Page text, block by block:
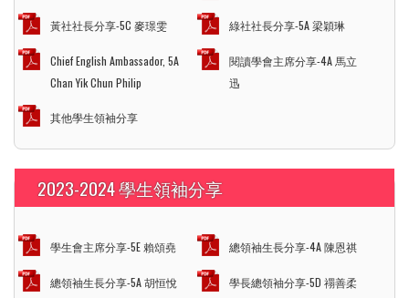
黃社社長分享-5C 麥璟雯 綠社社長分享-5A 梁穎琳
Chief English Ambassador, 5A
Chan Yik Chun Philip
閱讀學會主席分享-4A 馬立
迅
其他學生領袖分享
2023-2024 學生領袖分享
學生會主席分享-5E 賴頌堯 總領袖生長分享-4A 陳恩祺
總領袖生長分享-5A 胡恒悅 學長總領袖分享-5D 禤善柔